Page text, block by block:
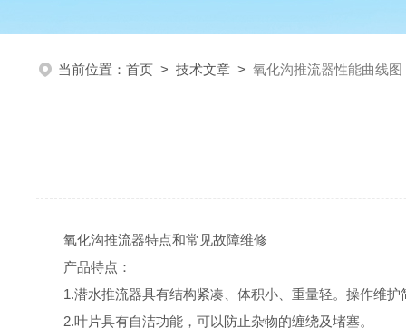
当前位置： 首页 > 技术文章 > 氧化沟推流器性能曲线图
氧化沟推流器特点和常见故障维修
产品特点：
1.潜水推流器具有结构紧凑、体积小、重量轻。操作维
2.叶片具有自洁功能，可以防止杂物的缠绕及堵塞。